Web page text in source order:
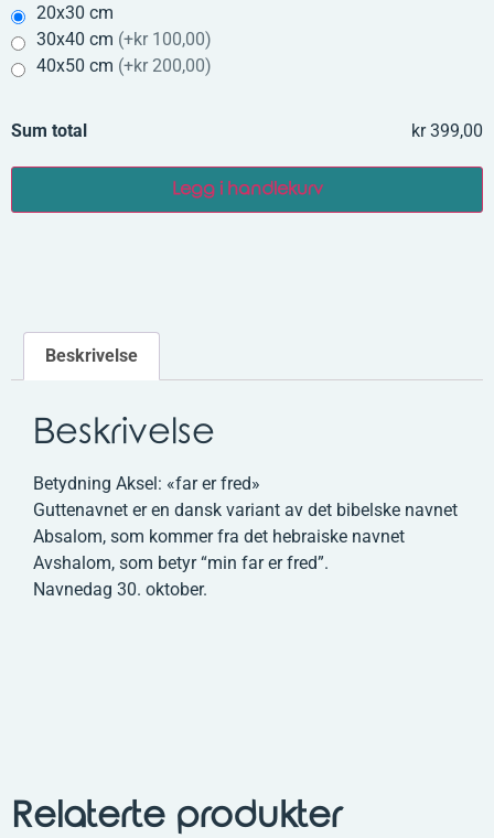
20x30 cm
30x40 cm (+kr 100,00)
40x50 cm (+kr 200,00)
Sum total kr 399,00
Legg i handlekurv
Beskrivelse
Beskrivelse
Betydning Aksel: «far er fred»
Guttenavnet er en dansk variant av det bibelske navnet
Absalom, som kommer fra det hebraiske navnet
Avshalom, som betyr “min far er fred”.
Navnedag 30. oktober.
Relaterte produkter